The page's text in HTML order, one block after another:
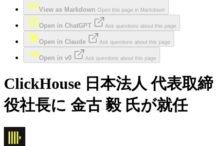
View as Markdown Open this page in Markdown
Open in ChatGPT Ask questions about this page
Open in Claude Ask questions about this page
Open in v0 Ask questions about this page
ClickHouse 日本法人 代表取締
役社長に 金古 毅 氏が就任